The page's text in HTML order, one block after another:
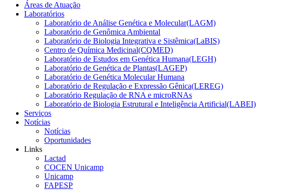
Áreas de Atuação
Laboratórios
Laboratório de Análise Genética e Molecular(LAGM)
Laboratório de Genômica Ambiental
Laboratório de Biologia Integrativa e Sistêmica(LaBIS)
Centro de Química Medicinal(CQMED)
Laboratório de Estudos em Genética Humana(LEGH)
Laboratório de Genética de Plantas(LAGEP)
Laboratório de Genética Molecular Humana
Laboratório de Regulação e Expressão Gênica(LEREG)
Laboratório Regulação de RNA e microRNAs
Laboratório de Biologia Estrutural e Inteligência Artificial(LABEI)
Serviços
Notícias
Notícias
Oportunidades
Links
Lactad
COCEN Unicamp
Unicamp
FAPESP